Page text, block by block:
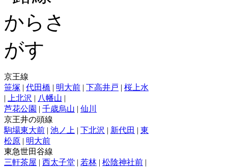
京王線
笹塚 | 代田橋 | 明大前 | 下高井戸 | 桜上水
|
上北沢 | 八幡山 |
芦花公園 | 千歳烏山 | 仙川
京王井の頭線
駒場東大前 | 池ノ上 | 下北沢 | 新代田 | 東
松原 | 明大前
東急世田谷線
三軒茶屋 | 西太子堂 | 若林 | 松陰神社前 |